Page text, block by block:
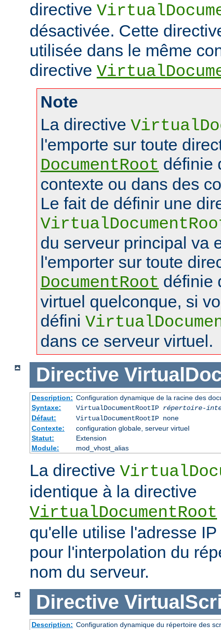
directive
désactivée. Cette
utilisée dans le même
directive
Note
La directive
l'emporte sur toute
DocumentRoot définie
contexte ou dans des
Le fait de définir une
du serveur principal va
l'emporter sur toute
DocumentRoot définie
virtuel quelconque, si
défini
dans ce serveur virtuel.
Directive
Description: Configuration dynamique de la racine des
Syntaxe:
VirtualDocumentRootIP répertoire-
Défaut:
VirtualDocumentRootIP none
Contexte:
configuration globale, serveur virtuel
Statut:
Extension
Module:
mod_vhost_alias
La directive
identique à la directive
VirtualDocumentRoot
qu'elle utilise l'adresse
pour l'interpolation du
nom du serveur.
Directive
Description: Configuration dynamique du répertoire des